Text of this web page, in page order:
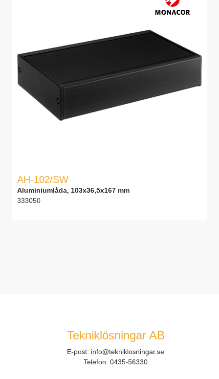
AH-102/SW
Aluminiumlåda, 103x36,5x167 mm
333050
Tekniklösningar AB
E-post: info@tekniklosningar.se
Telefon: 0435-56330